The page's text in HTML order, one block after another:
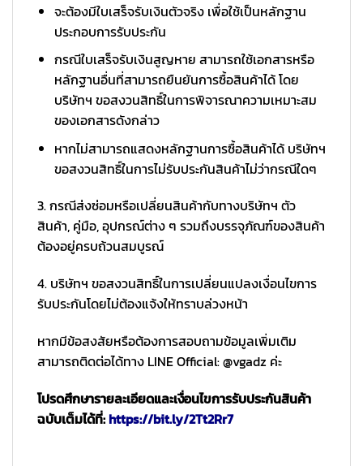
จะต้องมีใบเสร็จรับเงินตัวจริง เพื่อใช้เป็นหลักฐาน
ประกอบการรับประกัน
กรณีใบเสร็จรับเงินสูญหาย สามารถใช้เอกสารหรือ
หลักฐานอื่นที่สามารถยืนยันการซื้อสินค้าได้ โดย
บริษัทฯ ขอสงวนสิทธิ์ในการพิจารณาความเหมาะสม
ของเอกสารดังกล่าว
หากไม่สามารถแสดงหลักฐานการซื้อสินค้าได้ บริษัทฯ
ขอสงวนสิทธิ์ในการไม่รับประกันสินค้าไม่ว่ากรณีใดๆ
3. กรณีส่งซ่อมหรือเปลี่ยนสินค้ากับทางบริษัทฯ ตัว
สินค้า, คู่มือ, อุปกรณ์ต่าง ๆ รวมถึงบรรจุภัณฑ์ของสินค้า
ต้องอยู่ครบถ้วนสมบูรณ์
4. บริษัทฯ ขอสงวนสิทธิ์ในการเปลี่ยนแปลงเงื่อนไขการ
รับประกันโดยไม่ต้องแจ้งให้ทราบล่วงหน้า
หากมีข้อสงสัยหรือต้องการสอบถามข้อมูลเพิ่มเติม
สามารถติดต่อได้ทาง LINE Official: @vgadz ค่ะ
โปรดศึกษารายละเอียดและเงื่อนไขการรับประกันสินค้า
ฉบับเต็มได้ที่:https://bit.ly/2Tt2Rr7